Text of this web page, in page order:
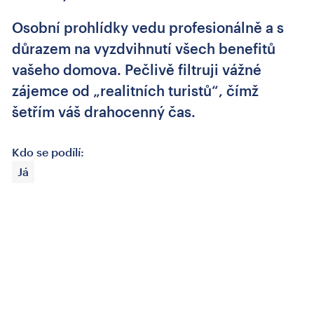
Osobní prohlídky vedu profesionálně a s
důrazem na vyzdvihnutí všech benefitů
vašeho domova. Pečlivě filtruji vážné
zájemce od „realitních turistů“, čímž
šetřím váš drahocenný čas.
Kdo se podílí:
Já